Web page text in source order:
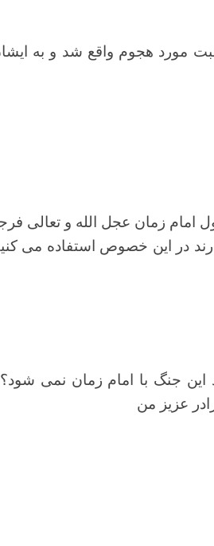
مورد هجوم واقع شد و به
امام زمان عجل الله و تعالی
در این خصوص استفاده می
این جنگ با امام زمان نمی
عزیز من